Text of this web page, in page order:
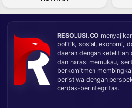
RESOLUSI.CO
politik, sosial, ekonomi,
daerah dengan ketelitian
dan narasi memukau,
berkomitmen membingkai
peristiwa dengan
cerdas-berintegritas.